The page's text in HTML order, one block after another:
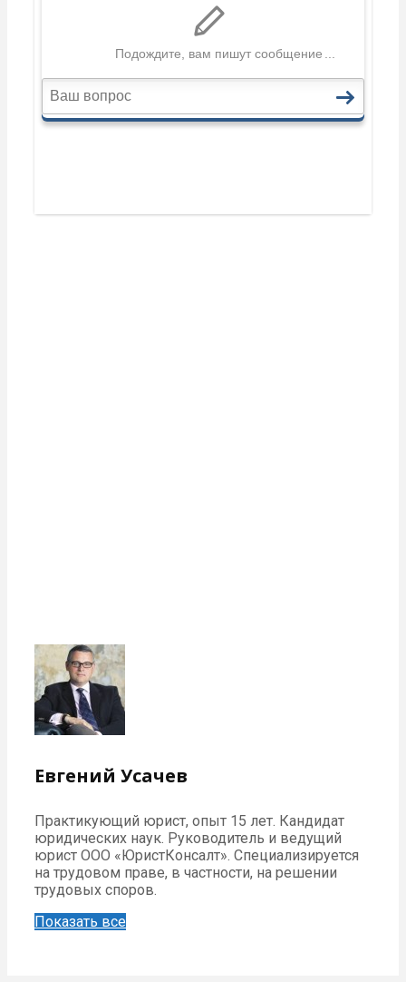
Евгений Усачев
Практикующий юрист, опыт 15 лет. Кандидат
юридических наук. Руководитель и ведущий
юрист ООО «ЮристКонсалт». Специализируется
на трудовом праве, в частности, на решении
трудовых споров.
Показать все